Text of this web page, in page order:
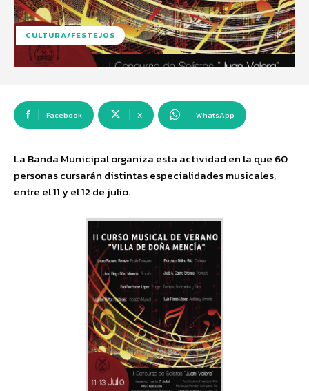
CULTURA/FESTEJOS
Facebook X WhatsApp
La Banda Municipal organiza esta actividad en la que 60
personas cursarán distintas especialidades musicales,
entre el 11 y el 12 de julio.